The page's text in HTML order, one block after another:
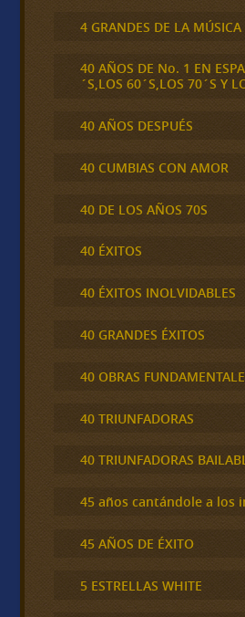
4 GRANDES DE LA MÚSICA
40 AÑOS DE No. 1 EN
´S,LOS 60´S,LOS 70´S Y
40 AÑOS DESPUÉS
40 CUMBIAS CON AMOR
40 DE LOS AÑOS 70S
40 ÉXITOS
40 ÉXITOS INOLVIDABLES
40 GRANDES ÉXITOS
40 OBRAS
40 TRIUNFADORAS
40 TRIUNFADORAS
45 años cantándole a los
45 AÑOS DE ÉXITO
5 ESTRELLAS WHITE